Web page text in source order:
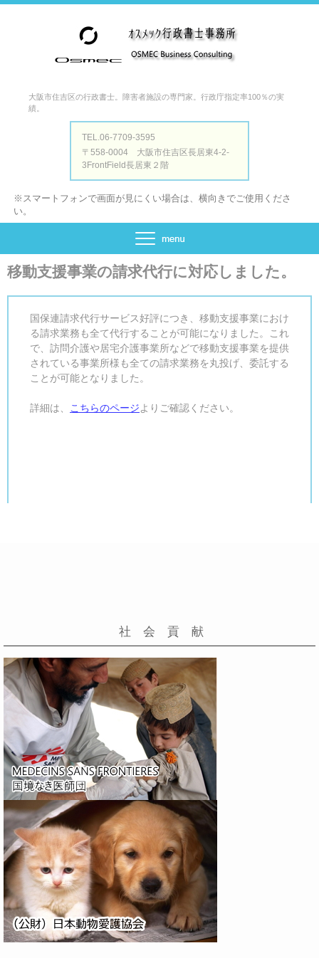
大阪市住吉区の行政書士。障害者施設の専門家。行政庁指定率100％の実
績。
TEL.06-7709-3595
〒558-0004 大阪市住吉区長居東4-2-
3FrontField長居東２階
※スマートフォンで画面が見にくい場合は、横向きでご使用くださ
い。
移動支援事業の請求代行に対応しました。
国保連請求代行サービス好評につき、移動支援事業におけ
る請求業務も全て代行することが可能になりました。これ
で、訪問介護や居宅介護事業所などで移動支援事業を提供
されている事業所様も全ての請求業務を丸投げ、委託する
ことが可能となりました。
詳細は、 こちらのページよりご確認ください。
社 会 貢 献